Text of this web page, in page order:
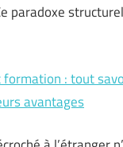
paradoxe
: tout
avantages